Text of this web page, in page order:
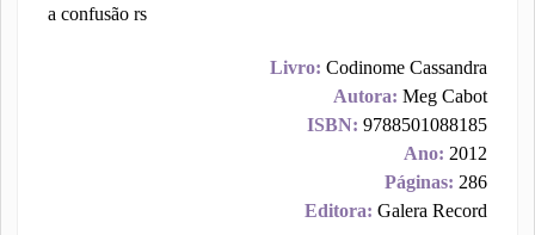
a confusão rs
Livro: Codinome Cassandra
Autora: Meg Cabot
ISBN: 9788501088185
Ano: 2012
Páginas: 286
Editora: Galera Record